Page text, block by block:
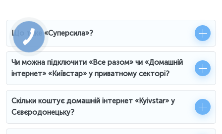
Що таке «Суперсила»?
Чи можна підключити «Все разом» чи «Домашній
інтернет» «Київстар» у приватному секторі?
Скільки коштує домашній інтернет «Kyivstar» у
Сєвєродонецьку?